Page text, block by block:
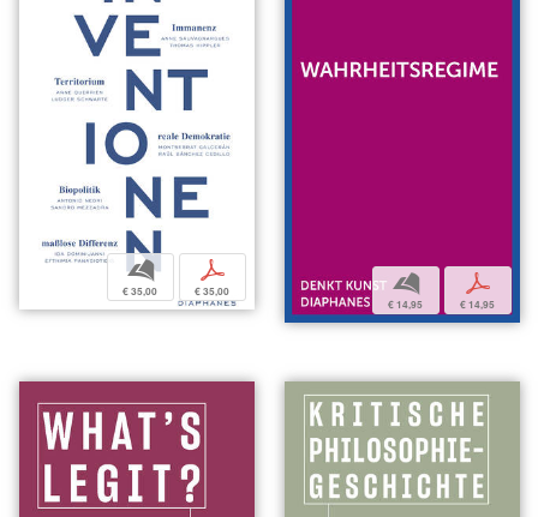
b
€ 35,00
p
€ 35,00 b
€ 14,95
p
€ 14,95